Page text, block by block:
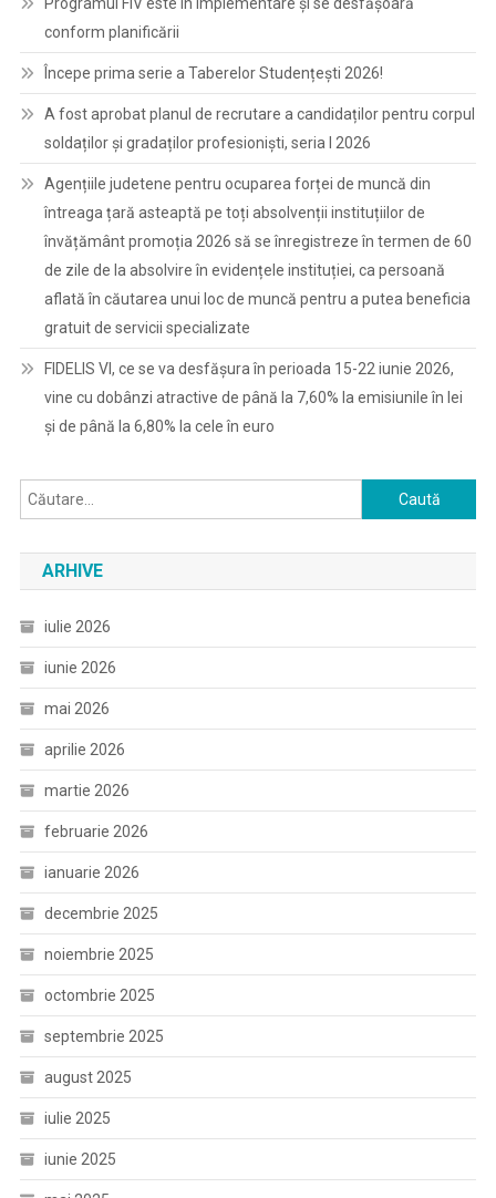
Programul FIV este în implementare și se desfășoară
conform planificării
Începe prima serie a Taberelor Studențești 2026!
A fost aprobat planul de recrutare a candidaților pentru corpul
soldaților și gradaților profesioniști, seria I 2026
Agențiile judetene pentru ocuparea forței de muncă din
întreaga țară asteaptă pe toți absolvenții instituțiilor de
învățământ promoția 2026 să se înregistreze în termen de 60
de zile de la absolvire în evidențele instituției, ca persoană
aflată în căutarea unui loc de muncă pentru a putea beneficia
gratuit de servicii specializate
FIDELIS VI, ce se va desfășura în perioada 15-22 iunie 2026,
vine cu dobânzi atractive de până la 7,60% la emisiunile în lei
și de până la 6,80% la cele în euro
Caută
după:
ARHIVE
iulie 2026
iunie 2026
mai 2026
aprilie 2026
martie 2026
februarie 2026
ianuarie 2026
decembrie 2025
noiembrie 2025
octombrie 2025
septembrie 2025
august 2025
iulie 2025
iunie 2025